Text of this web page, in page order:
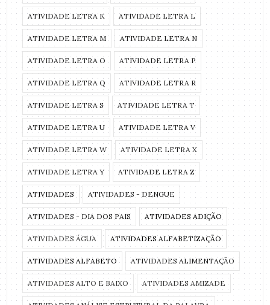
ATIVIDADE LETRA K ATIVIDADE LETRA L
ATIVIDADE LETRA M ATIVIDADE LETRA N
ATIVIDADE LETRA O ATIVIDADE LETRA P
ATIVIDADE LETRA Q ATIVIDADE LETRA R
ATIVIDADE LETRA S ATIVIDADE LETRA T
ATIVIDADE LETRA U ATIVIDADE LETRA V
ATIVIDADE LETRA W ATIVIDADE LETRA X
ATIVIDADE LETRA Y ATIVIDADE LETRA Z
ATIVIDADES ATIVIDADES - DENGUE
ATIVIDADES - DIA DOS PAIS ATIVIDADES ADIÇÃO
ATIVIDADES ÁGUA ATIVIDADES ALFABETIZAÇÃO
ATIVIDADES ALFABETO ATIVIDADES ALIMENTAÇÃO
ATIVIDADES ALTO E BAIXO ATIVIDADES AMIZADE